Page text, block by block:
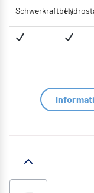
Schwerkraftbett